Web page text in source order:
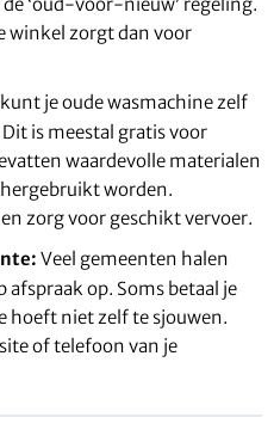
winkel zorgt dan voor
kunt je oude wasmachine zelf
is meestal gratis voor
waardevolle materialen
worden.
zorg voor geschikt vervoer.
Veel gemeenten halen
op. Soms betaal je
hoeft niet zelf te sjouwen.
of telefoon van je